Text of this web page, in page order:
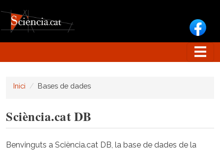
Inici Bases de dades
Sciència.cat DB
Benvinguts a Sciència.cat DB, la base de dades de la